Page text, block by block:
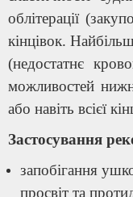
облітерації
кінцівок.
(недостатнє
можливостей
або навіть всієї
Застосування
запобігання
просвіт та